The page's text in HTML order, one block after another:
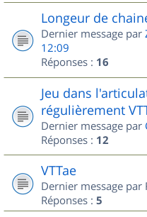
Longeur de
Dernier message par
12:09
Réponses : 16
Jeu dans
régulièrement
Dernier message par
Réponses : 12
VTTae
Dernier message par
Réponses : 5